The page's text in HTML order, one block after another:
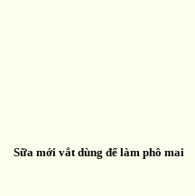
Sữa mới vắt dùng để làm phô mai